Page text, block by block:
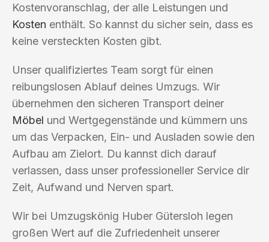
Kostenvoranschlag, der alle Leistungen und
Kosten enthält. So kannst du sicher sein, dass es
keine versteckten Kosten gibt.
Unser qualifiziertes Team sorgt für einen
reibungslosen Ablauf deines Umzugs. Wir
übernehmen den sicheren Transport deiner
Möbel und Wertgegenstände und kümmern uns
um das Verpacken, Ein- und Ausladen sowie den
Aufbau am Zielort. Du kannst dich darauf
verlassen, dass unser professioneller Service dir
Zeit, Aufwand und Nerven spart.
Wir bei Umzugskönig Huber Gütersloh legen
großen Wert auf die Zufriedenheit unserer